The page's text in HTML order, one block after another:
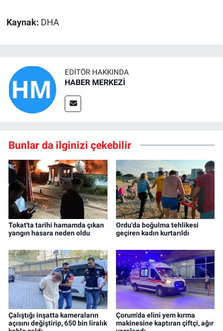
Kaynak: DHA
EDITÖR HAKKINDA
HABER MERKEZİ
Bunlar da ilginizi çekebilir
Tokat'ta tarihi hamamda çıkan
yangın hasara neden oldu
Ordu'da boğulma tehlikesi
geçiren kadın kurtarıldı
Çalıştığı inşatta kameraların
açısını değiştirip, 650 bin liralık
Çorum'da elini yem kırma
makinesine kaptıran çiftçi, ağır